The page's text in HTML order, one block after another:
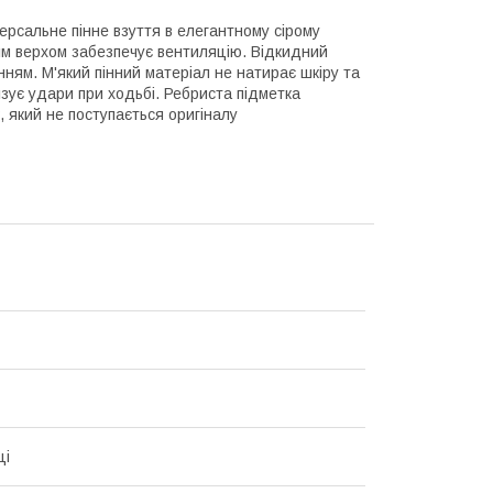
пінне взуття в елегантному сірому
верхом забезпечує вентиляцію. Відкидний
М'який пінний матеріал не натирає шкіру та
удари при ходьбі. Ребриста підметка
не поступається оригіналу